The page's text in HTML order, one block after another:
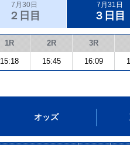
7月30日
２日目
7月31日
３日目
1R 2R 3R
15:18 15:45 16:09
オッズ